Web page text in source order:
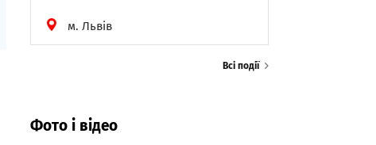
м. Львів
Всі події
Фото і відео